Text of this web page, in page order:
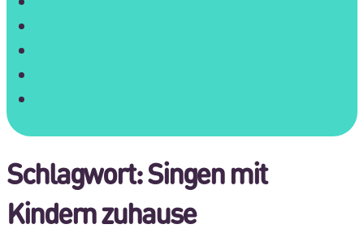
Schlagwort:Singen mit
Kindern zuhause